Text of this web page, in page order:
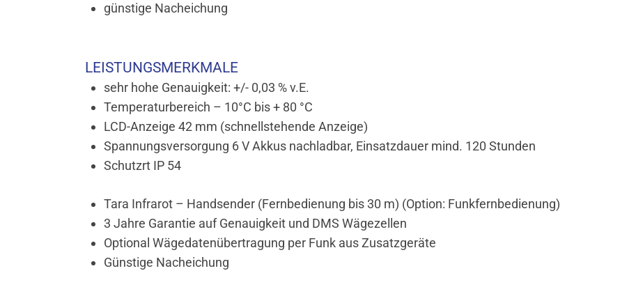
günstige Nacheichung
LEISTUNGSMERKMALE
sehr hohe Genauigkeit: +/- 0,03 % v.E.
Temperaturbereich – 10°C bis + 80 °C
LCD-Anzeige 42 mm (schnellstehende Anzeige)
Spannungsversorgung 6 V Akkus nachladbar, Einsatzdauer mind. 120 Stunden
Schutzrt IP 54
Tara Infrarot – Handsender (Fernbedienung bis 30 m) (Option: Funkfernbedienung)
3 Jahre Garantie auf Genauigkeit und DMS Wägezellen
Optional Wägedatenübertragung per Funk aus Zusatzgeräte
Günstige Nacheichung